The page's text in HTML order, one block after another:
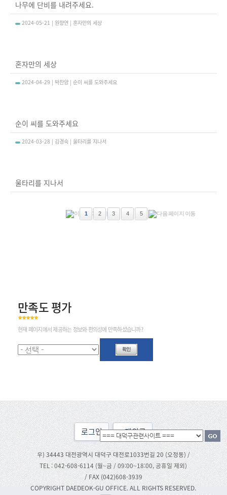
나무에 단비를 내려주세요.
2024-05-21 | 원향연 | 혼자만의 세상
혼자만의 세상
2024-04-29 | 박찬양 | 순이 씨를 도와주세요
순이 씨를 도와주세요
2024-03-28 | 김경숙 | 울타리를 지나서
울타리를 지나서
1 2 3 4 5
만족도 평가
현재 페이지에서 제공하는 정보와 편의성에 만족하셨습니까?
로그인 맨위로
우) 34443 대전광역시 대덕구 대전로1033번길 20 (오정동) /
TEL : 042-608-6114 (월~금 / 09:00~18:00, 공휴일 제외)
/ FAX (042)608-3939
COPYRIGHT DAEDEOK-GU OFFICE. ALL RIGHTS RESERVED.